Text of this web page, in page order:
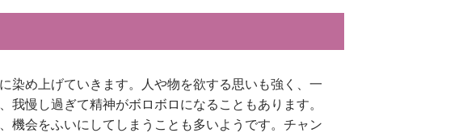
染め上げていきます。人や物を欲する思いも強く、一
慢し過ぎて精神がボロボロになることもあります。
機会をふいにしてしまうことも多いようです。チャン